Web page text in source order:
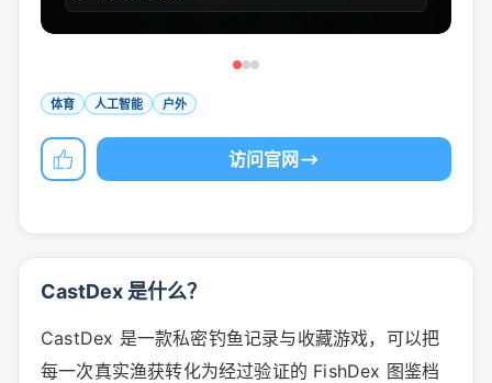
体育 人工智能 户外
访问官网
CastDex 是什么？
CastDex 是一款私密钓鱼记录与收藏游戏，可以把
每一次真实渔获转化为经过验证的 FishDex 图鉴档